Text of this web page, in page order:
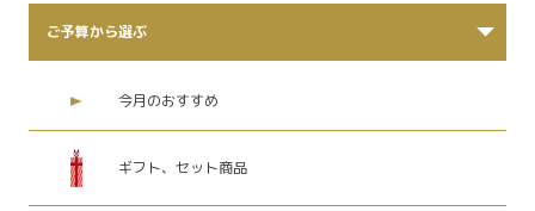
ご予算から選ぶ
今月のおすすめ
ギフト、セット商品